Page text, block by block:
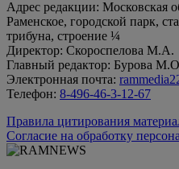
Адрес редакции: Московская
Раменское, городской парк,
трибуна, строение ¼
Директор: Скороспелова М.А.
Главный редактор: Бурова
Электронная почта:
Телефон: 8-496-46-3-12-67
Правила цитирования
Согласие на обработку